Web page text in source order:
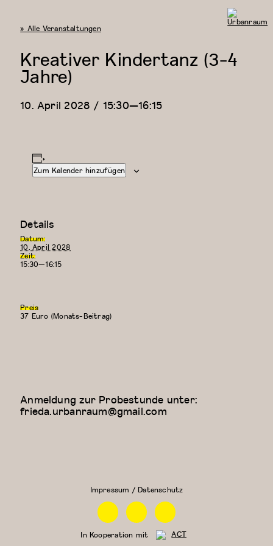
« Alle Veranstaltungen
Kreativer Kindertanz (3-4
Jahre)
10. April 2028 / 15:30—16:15
Anmeldung zur Probestunde unter:
frieda.urbanraum@gmail.com
Zum Kalender hinzufügen
Details
Datum:
10. April 2028
Zeit:
15:30—16:15
Preis
37 Euro (Monats-Beitrag)
Impressum / Datenschutz
FacebookInstagramLinkedin
In Kooperation mit